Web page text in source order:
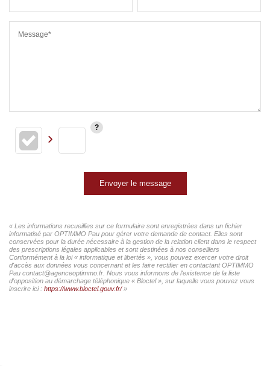
Message*
Envoyer le message
« Les informations recueillies sur ce formulaire sont enregistrées dans un fichier
informatisé par OPTIMMO Pau pour gérer votre demande de contact. Elles sont
conservées pour la durée nécessaire à la gestion de la relation client dans le respect
des prescriptions légales applicables et sont destinées à nos conseillers
Conformément à la loi « informatique et libertés », vous pouvez exercer votre droit
d'accès aux données vous concernant et les faire rectifier en contactant OPTIMMO
Pau contact@agenceoptimmo.fr. Nous vous informons de l'existence de la liste
d'opposition au démarchage téléphonique « Bloctel », sur laquelle vous pouvez vous
inscrire ici : https://www.bloctel.gouv.fr/»